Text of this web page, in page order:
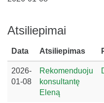
Atsiliepimai
Data Atsiliepimas
2026-
01-08
Rekomenduoju
konsultantę
Eleną